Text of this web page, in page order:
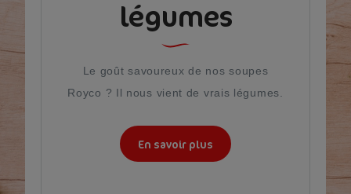
légumes
Le goût savoureux de nos soupes
Royco ? Il nous vient de vrais légumes.
En savoir plus